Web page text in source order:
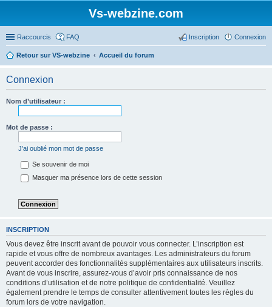
Vs-webzine.com
Raccourcis FAQ Connexion
Inscription
Retour sur VS-webzine Accueil du forum
Connexion
Nom d’utilisateur :
Mot de passe :
J’ai oublié mon mot de passe
Se souvenir de moi
Masquer ma présence lors de cette session
INSCRIPTION
Vous devez être inscrit avant de pouvoir vous connecter. L’inscription est
rapide et vous offre de nombreux avantages. Les administrateurs du forum
peuvent accorder des fonctionnalités supplémentaires aux utilisateurs inscrits.
Avant de vous inscrire, assurez-vous d’avoir pris connaissance de nos
conditions d’utilisation et de notre politique de confidentialité. Veuillez
également prendre le temps de consulter attentivement toutes les règles du
forum lors de votre navigation.